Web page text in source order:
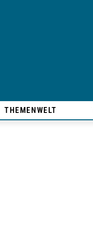
THEMENWELT